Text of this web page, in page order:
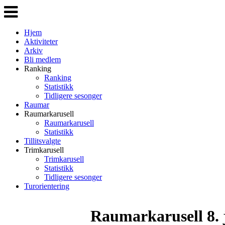
Veksle
navigasjon
Hjem
Aktiviteter
Arkiv
Bli medlem
Ranking
Ranking
Statistikk
Tidligere sesonger
Raumar
Raumarkarusell
Raumarkarusell
Statistikk
Tillitsvalgte
Trimkarusell
Trimkarusell
Statistikk
Tidligere sesonger
Turorientering
Raumarkarusell